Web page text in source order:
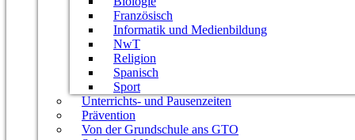
Französisch
Informatik und Medienbildung
NwT
Religion
Spanisch
Sport
Unterrichts- und Pausenzeiten
Prävention
Von der Grundschule ans GTO